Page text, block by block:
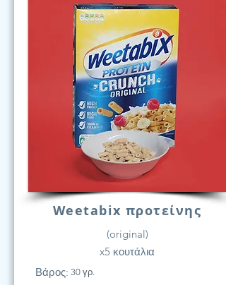
Weetabix προτείνης
(original)
x5 κουτάλια
Βάρος: 30 γρ.